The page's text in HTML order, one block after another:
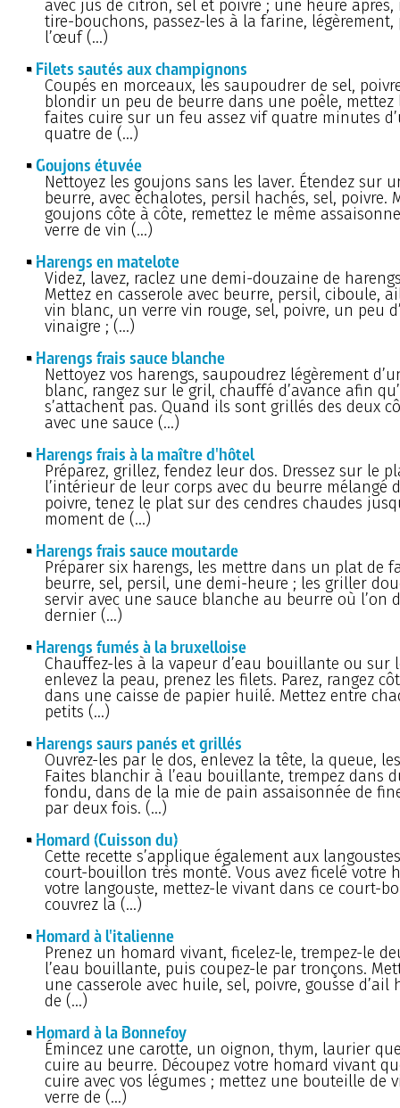
avec jus de citron, sel et poivre ; une heure après,
tire-bouchons, passez-les à la farine, légèrement,
l’œuf (…)
Filets sautés aux champignons
Coupés en morceaux, les saupoudrer de sel,
blondir un peu de beurre dans une poêle, mettez
faites cuire sur un feu assez vif quatre minutes
quatre de (…)
Goujons étuvée
Nettoyez les goujons sans les laver. Étendez sur
beurre, avec échalotes, persil hachés, sel, poivre.
goujons côte à côte, remettez le même
verre de vin (…)
Harengs en matelote
Videz, lavez, raclez une demi-douzaine de
Mettez en casserole avec beurre, persil, ciboule,
vin blanc, un verre vin rouge, sel, poivre, un peu
vinaigre ; (…)
Harengs frais sauce blanche
Nettoyez vos harengs, saupoudrez légèrement
blanc, rangez sur le gril, chauffé d’avance afin
s’attachent pas. Quand ils sont grillés des deux
avec une sauce (…)
Harengs frais à la maître d'hôtel
Préparez, grillez, fendez leur dos. Dressez sur le
l’intérieur de leur corps avec du beurre mélangé
poivre, tenez le plat sur des cendres chaudes
moment de (…)
Harengs frais sauce moutarde
Préparer six harengs, les mettre dans un plat de
beurre, sel, persil, une demi-heure ; les griller
servir avec une sauce blanche au beurre où l’on
dernier (…)
Harengs fumés à la bruxelloise
Chauffez-les à la vapeur d’eau bouillante ou sur
enlevez la peau, prenez les filets. Parez, rangez
dans une caisse de papier huilé. Mettez entre
petits (…)
Harengs saurs panés et grillés
Ouvrez-les par le dos, enlevez la tête, la queue,
Faites blanchir à l’eau bouillante, trempez dans
fondu, dans de la mie de pain assaisonnée de
par deux fois. (…)
Homard (Cuisson du)
Cette recette s’applique également aux
court-bouillon très monté. Vous avez ficelé votre
votre langouste, mettez-le vivant dans ce court-
couvrez la (…)
Homard à l'italienne
Prenez un homard vivant, ficelez-le, trempez-le
l’eau bouillante, puis coupez-le par tronçons.
une casserole avec huile, sel, poivre, gousse d’ail
de (…)
Homard à la Bonnefoy
Émincez une carotte, un oignon, thym, laurier
cuire au beurre. Découpez votre homard vivant
cuire avec vos légumes ; mettez une bouteille de
verre de (…)